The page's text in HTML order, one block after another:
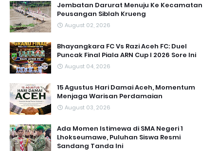
Jembatan Darurat Menuju Ke Kecamatan
Peusangan Siblah Krueng
August 02, 2026
Bhayangkara FC Vs Razi Aceh FC: Duel
Puncak Final Piala ARN Cup I 2026 Sore Ini
August 04, 2026
15 Agustus Hari Damai Aceh, Momentum
Menjaga Warisan Perdamaian
August 03, 2026
Ada Momen Istimewa di SMA Negeri 1
Lhokseumawe, Puluhan Siswa Resmi
Sandang Tanda Ini